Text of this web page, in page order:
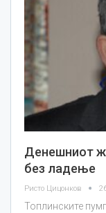
Денешниот
без ладење
Ристо Цицонков
Топлинските